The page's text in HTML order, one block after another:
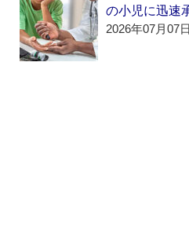
の小児に迅速
2026年07月07